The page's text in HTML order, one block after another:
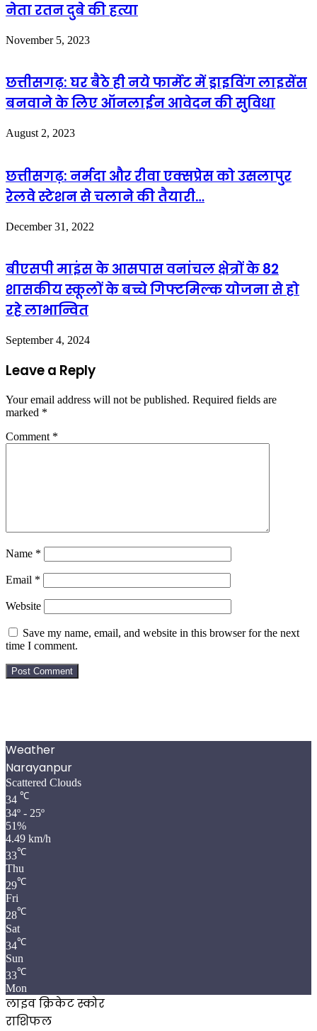
नेता रतन दुबे की हत्या
November 5, 2023
छत्तीसगढ़: घर बैठे ही नये फार्मेट में ड्राइविंग लाइसेंस
बनवाने के लिए ऑनलाईन आवेदन की सुविधा
August 2, 2023
छत्तीसगढ़: नर्मदा और रीवा एक्सप्रेस को उसलापुर
रेलवे स्टेशन से चलाने की तैयारी…
December 31, 2022
बीएसपी माइंस के आसपास वनांचल क्षेत्रों के 82
शासकीय स्कूलों के बच्चे गिफ्टमिल्क योजना से हो
रहे लाभान्वित
September 4, 2024
Leave a Reply
Your email address will not be published. Required fields are
marked *
Comment *
Name *
Email *
Website
Save my name, email, and website in this browser for the next
time I comment.
Weather
Narayanpur
Scattered Clouds
34 ℃
34º - 25º
51%
4.49 km/h
33℃
Thu
29℃
Fri
28℃
Sat
34℃
Sun
33℃
Mon
लाइव क्रिकेट स्कोर
राशिफल